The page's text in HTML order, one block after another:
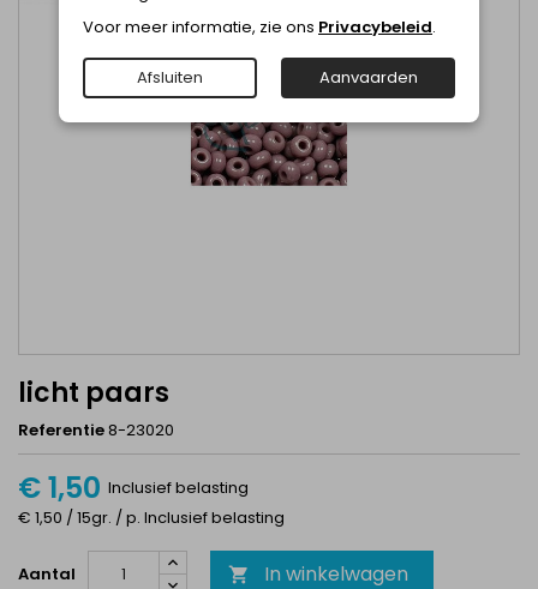
licht paars
Referentie8-23020
€ 1,50 Inclusief belasting
€ 1,50 / 15gr. / p. Inclusief belasting
Aantal  In winkelwagen
Voor meer informatie, zie ons Privacybeleid.
Afsluiten Aanvaarden